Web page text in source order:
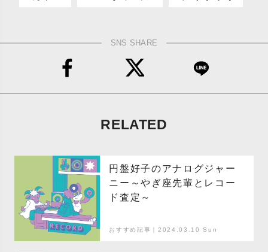
SNS SHARE
RELATED
円盤好子のアナログジャー
ニー～やぎ座先輩とレコー
ド査定～
おすすめ記事｜2024.03.10 Sun